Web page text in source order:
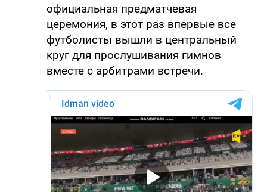
официальная предматчевая
церемония, в этот раз впервые все
футболисты вышли в центральный
круг для прослушивания гимнов
вместе с арбитрами встречи.